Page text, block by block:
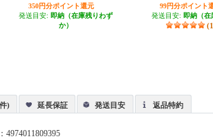
350円分ポイント還元
発送目安: 即納（在庫残りわず
か）
99円分ポイント
発送目安: 即納（在
) 延長保証 発送目安 返品特約
4974011809395